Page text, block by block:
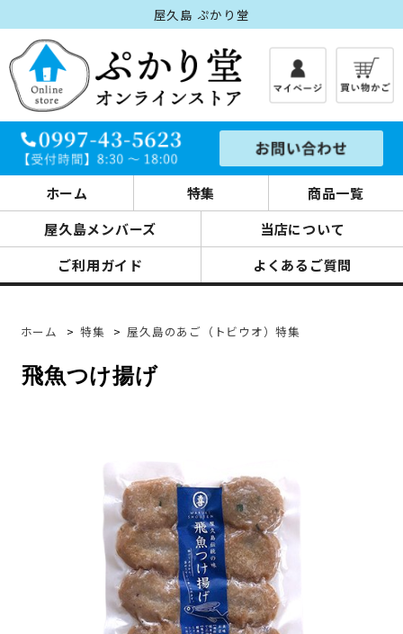
屋久島 ぷかり堂
ホーム 特集
商品一覧
屋久島メンバーズ
当店について
ご利用ガイド
よくあるご質問
ホーム > 特集 > 屋久島のあご（トビウオ）特集
飛魚つけ揚げ